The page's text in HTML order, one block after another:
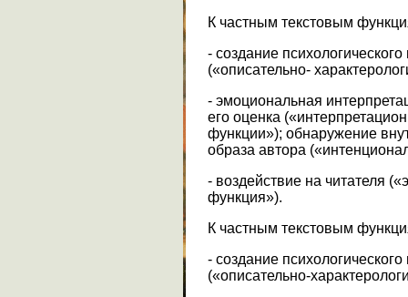
К частным текстовым
- создание
(«описательно-
- эмоциональная
его оценка
функции»); обнаружение
образа автора
- воздействие на читателя
функция»).
К частным текстовым
- создание
(«описательно-